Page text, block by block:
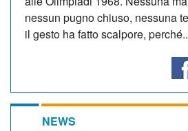
nessun pugno chiuso, nessuna
il gesto ha fatto scalpore,
NEWS